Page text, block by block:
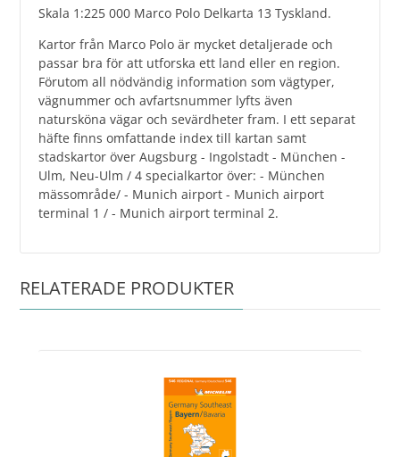
Skala 1:225 000 Marco Polo Delkarta 13 Tyskland.
Kartor från Marco Polo är mycket detaljerade och
passar bra för att utforska ett land eller en region.
Förutom all nödvändig information som vägtyper,
vägnummer och avfartsnummer lyfts även
natursköna vägar och sevärdheter fram. I ett separat
häfte finns omfattande index till kartan samt
stadskartor över Augsburg - Ingolstadt - München -
Ulm, Neu-Ulm / 4 specialkartor över: - München
mässområde/ - Munich airport - Munich airport
terminal 1 / - Munich airport terminal 2.
RELATERADE PRODUKTER